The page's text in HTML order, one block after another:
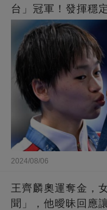
台」冠軍！發揮穩
擊敗陳芋汐
2024/08/06
王齊麟奧運奪金，
聞」，他曖昧回應